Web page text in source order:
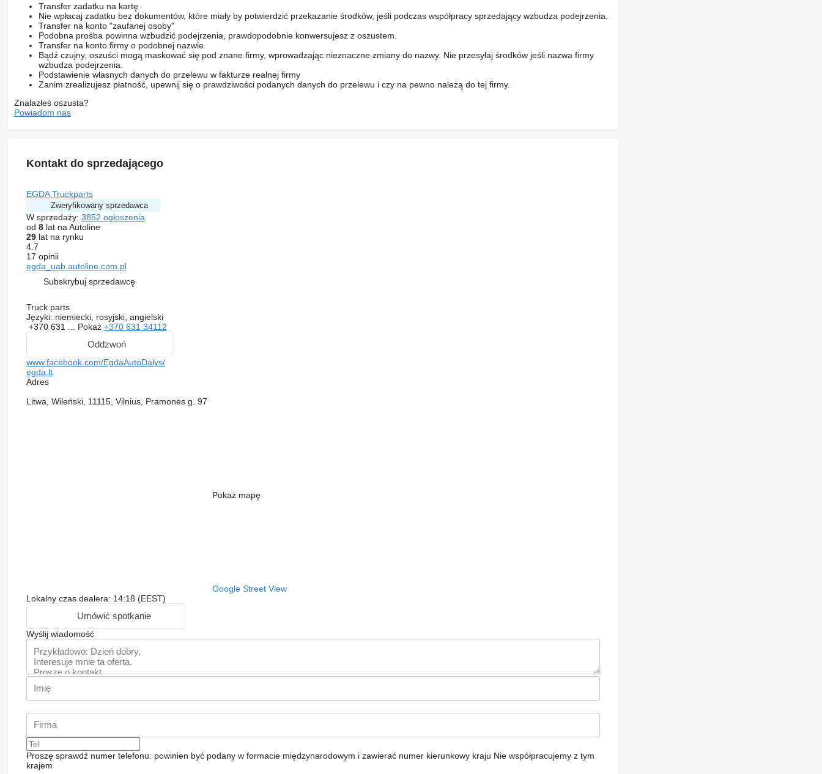
Transfer zadatku na kartę
Nie wpłacaj zadatku bez dokumentów, które miały by potwierdzić przekazanie środków, jeśli podczas współpracy sprzedający wzbudza podejrzenia.
Transfer na konto "zaufanej osoby"
Podobna prośba powinna wzbudzić podejrzenia, prawdopodobnie konwersujesz z oszustem.
Transfer na konto firmy o podobnej nazwie
Bądź czujny, oszuści mogą maskować się pod znane firmy, wprowadzając nieznaczne zmiany do nazwy. Nie przesyłaj środków jeśli nazwa firmy
wzbudza podejrzenia.
Podstawienie własnych danych do przelewu w fakturze realnej firmy
Zanim zrealizujesz płatność, upewnij się o prawdziwości podanych danych do przelewu i czy na pewno należą do tej firmy.
Znalazłeś oszusta?
Powiadom nas
Kontakt do sprzedającego
EGDA Truckparts
Zweryfikowany sprzedawca
W sprzedaży: 3852 ogłoszenia
od 8lat na Autoline
29lat na rynku
4.7
17 opinii
egda_uab.autoline.com.pl
Subskrybuj sprzedawcę
Truck parts
Języki: niemiecki, rosyjski, angielski
+370 631 ... Pokaż +370 631 34112
Oddzwoń
www.facebook.com/EgdaAutoDalys/
egda.lt
Adres
Litwa, Wileński, 11115, Vilnius, Pramonės g. 97
Pokaż mapę
Google Street View
Lokalny czas dealera: 14:18 (EEST)
Umówić spotkanie
Wyślij wiadomość
Proszę sprawdź numer telefonu: powinien być podany w formacie międzynarodowym i zawierać numer kierunkowy kraju Nie współpracujemy z tym
krajem